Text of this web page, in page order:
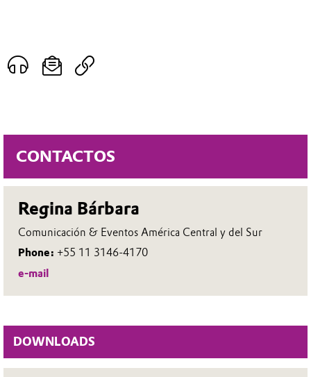
CONTACTOS
Regina Bárbara
Comunicación & Eventos América Central y del Sur
Phone: +55 11 3146-4170
e-mail
DOWNLOADS